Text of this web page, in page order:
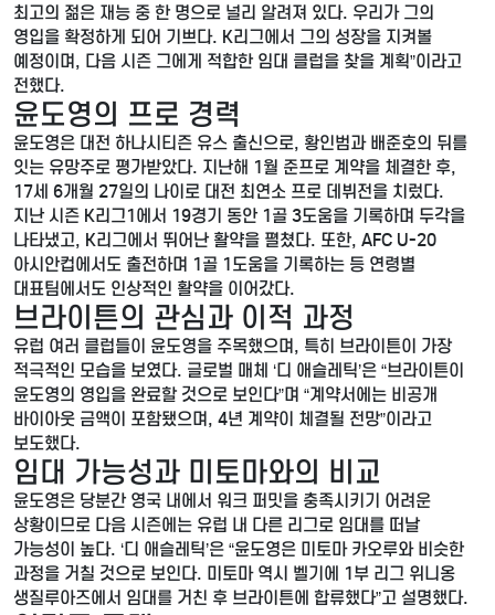
최고의 젊은 재능 중 한 명으로 널리 알려져 있다. 우리가 그의
영입을 확정하게 되어 기쁘다. K리그에서 그의 성장을 지켜볼
예정이며, 다음 시즌 그에게 적합한 임대 클럽을 찾을 계획”이라고
전했다.
윤도영의 프로 경력
윤도영은 대전 하나시티즌 유스 출신으로, 황인범과 배준호의 뒤를
잇는 유망주로 평가받았다. 지난해 1월 준프로 계약을 체결한 후,
17세 6개월 27일의 나이로 대전 최연소 프로 데뷔전을 치렀다.
지난 시즌 K리그1에서 19경기 동안 1골 3도움을 기록하며 두각을
나타냈고, K리그에서 뛰어난 활약을 펼쳤다. 또한, AFC U-20
아시안컵에서도 출전하며 1골 1도움을 기록하는 등 연령별
대표팀에서도 인상적인 활약을 이어갔다.
브라이튼의 관심과 이적 과정
유럽 여러 클럽들이 윤도영을 주목했으며, 특히 브라이튼이 가장
적극적인 모습을 보였다. 글로벌 매체 ‘디 애슬레틱’은 “브라이튼이
윤도영의 영입을 완료할 것으로 보인다”며 “계약서에는 비공개
바이아웃 금액이 포함됐으며, 4년 계약이 체결될 전망”이라고
보도했다.
임대 가능성과 미토마와의 비교
윤도영은 당분간 영국 내에서 워크 퍼밋을 충족시키기 어려운
상황이므로 다음 시즌에는 유럽 내 다른 리그로 임대를 떠날
가능성이 높다. ‘디 애슬레틱’은 “윤도영은 미토마 카오루와 비슷한
과정을 거칠 것으로 보인다. 미토마 역시 벨기에 1부 리그 위니옹
생질루아즈에서 임대를 거친 후 브라이튼에 합류했다”고 설명했다.